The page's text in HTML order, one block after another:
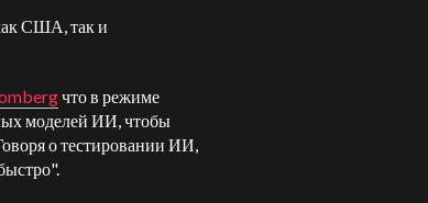
США, так и
что в режиме
моделей ИИ, чтобы
о тестировании ИИ,